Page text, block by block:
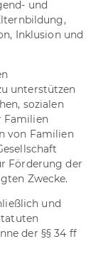
und
Inklusion und
unterstützen
sozialen
Familien
von Familien
Förderung der
Zwecke.
und
der §§ 34 ff